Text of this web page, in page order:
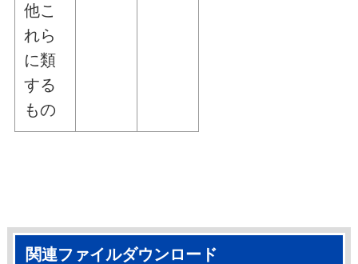
他こ
れら
に類
する
もの
関連ファイルダウンロード